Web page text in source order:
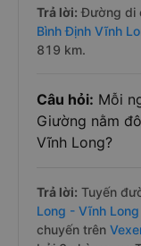
Trả lời: Đường di
Bình Định Vĩnh
819 km.
Câu hỏi: Mỗi
Giường nằm
Vĩnh Long?
Trả lời: Tuyến
Long - Vĩnh Long
chuyến trên